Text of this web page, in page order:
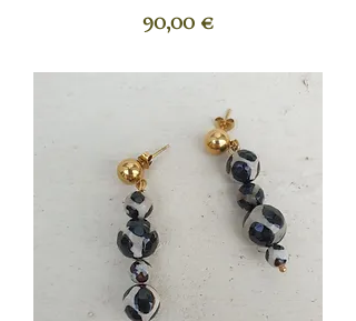
Prix
90,00 €